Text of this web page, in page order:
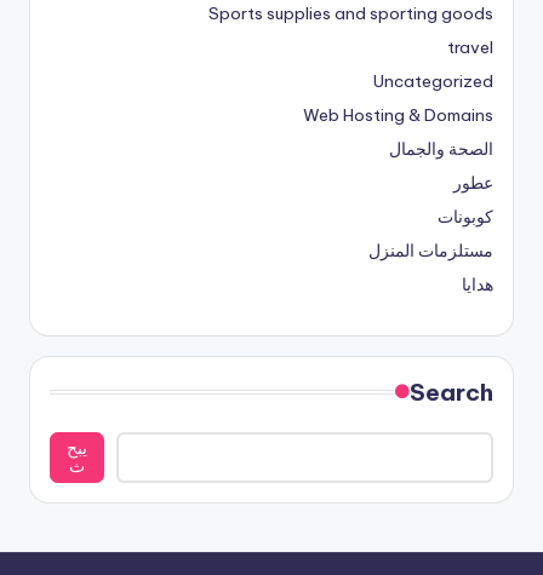
Sports supplies and sporting goods
travel
Uncategorized
Web Hosting & Domains
الصحة والجمال
عطور
كوبونات
مستلزمات المنزل
هدايا
Search
يبح
ث